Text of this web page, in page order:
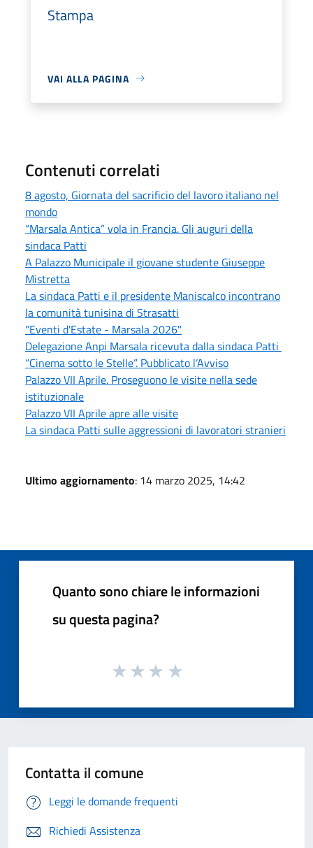
Stampa
VAI ALLA PAGINA
Contenuti correlati
8 agosto, Giornata del sacrificio del lavoro italiano nel
mondo
“Marsala Antica” vola in Francia. Gli auguri della
sindaca Patti
A Palazzo Municipale il giovane studente Giuseppe
Mistretta
La sindaca Patti e il presidente Maniscalco incontrano
la comunità tunisina di Strasatti
"Eventi d'Estate - Marsala 2026"
Delegazione Anpi Marsala ricevuta dalla sindaca Patti
“Cinema sotto le Stelle”. Pubblicato l’Avviso
Palazzo VII Aprile. Proseguono le visite nella sede
istituzionale
Palazzo VII Aprile apre alle visite
La sindaca Patti sulle aggressioni di lavoratori stranieri
Ultimo aggiornamento: 14 marzo 2025, 14:42
Quanto sono chiare le informazioni
su questa pagina?
Contatta il comune
Leggi le domande frequenti
Richiedi Assistenza